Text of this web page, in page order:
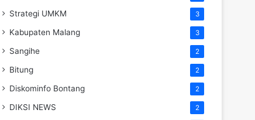
Strategi UMKM 3
Kabupaten Malang 3
Sangihe 2
Bitung 2
Diskominfo Bontang 2
DIKSI NEWS 2